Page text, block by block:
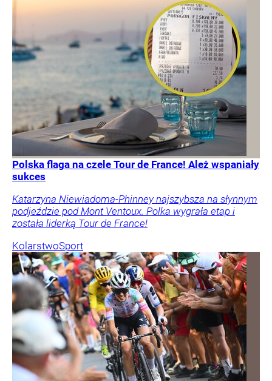
Polska flaga na czele Tour de France! Ależ wspaniały
sukces
Katarzyna Niewiadoma-Phinney najszybsza na słynnym
podjeździe pod Mont Ventoux. Polka wygrała etap i
została liderką Tour de France!
KolarstwoSport